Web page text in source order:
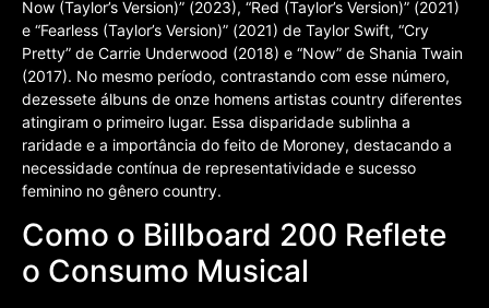
Now (Taylor’s Version)” (2023), “Red (Taylor’s Version)” (2021)
e “Fearless (Taylor’s Version)” (2021) de Taylor Swift, “Cry
Pretty” de Carrie Underwood (2018) e “Now” de Shania Twain
(2017). No mesmo período, contrastando com esse número,
dezessete álbuns de onze homens artistas country diferentes
atingiram o primeiro lugar. Essa disparidade sublinha a
raridade e a importância do feito de Moroney, destacando a
necessidade contínua de representatividade e sucesso
feminino no gênero country.
Como o Billboard 200 Reflete
o Consumo Musical